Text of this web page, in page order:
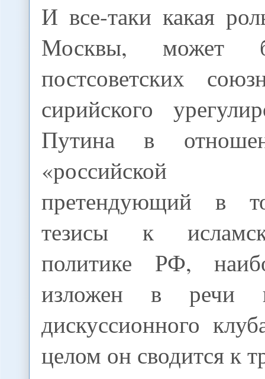
И все-таки какая
Москвы,
постсоветских
сирийского
Путина в
«российской
претендующий в
тезисы к
политике РФ,
изложен в речи
дискуссионного
целом он сводится к